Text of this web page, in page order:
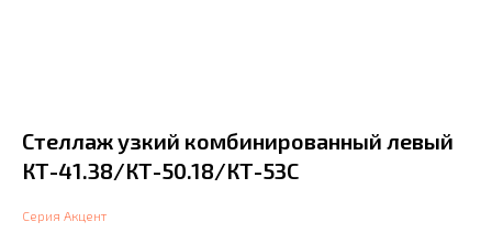
Стеллаж узкий комбинированный левый
КТ-41.38/КТ-50.18/КТ-53С
Серия Акцент